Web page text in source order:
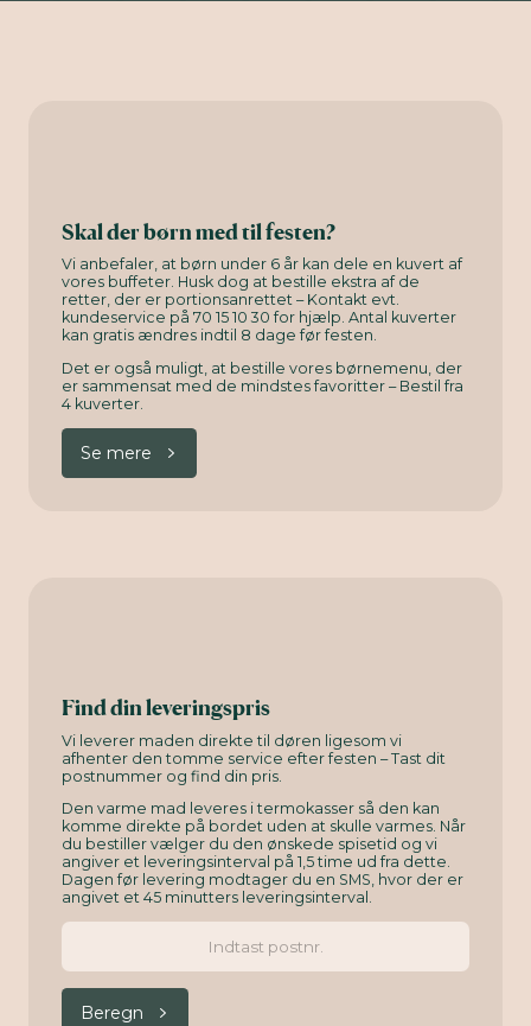
Skal der børn med til festen?
Vi anbefaler, at børn under 6 år kan dele en kuvert af
vores buffeter. Husk dog at bestille ekstra af de
retter, der er portionsanrettet – Kontakt evt.
kundeservice på 70 15 10 30 for hjælp. Antal kuverter
kan gratis ændres indtil 8 dage før festen.
Det er også muligt, at bestille vores børnemenu, der
er sammensat med de mindstes favoritter – Bestil fra
4 kuverter.
Se mere
Find din leveringspris
Vi leverer maden direkte til døren ligesom vi
afhenter den tomme service efter festen – Tast dit
postnummer og find din pris.
Den varme mad leveres i termokasser så den kan
komme direkte på bordet uden at skulle varmes. Når
du bestiller vælger du den ønskede spisetid og vi
angiver et leveringsinterval på 1,5 time ud fra dette.
Dagen før levering modtager du en SMS, hvor der er
angivet et 45 minutters leveringsinterval.
Beregn